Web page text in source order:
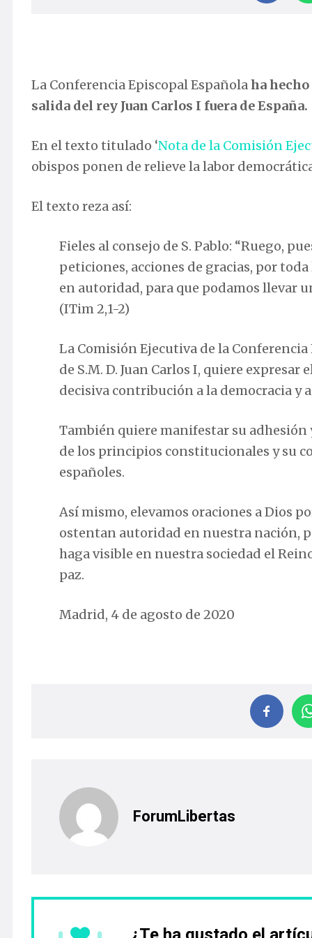
La Conferencia Episcopal Española ha
salida del rey Juan Carlos I fuera de España.
En el texto titulado ‘Nota de la Comisión
obispos ponen de relieve la labor
El texto reza así:
Fieles al consejo de S. Pablo: “Ruego,
peticiones, acciones de gracias, por
en autoridad, para que podamos llevar
(ITim 2,1-2)
La Comisión Ejecutiva de la
de S.M. D. Juan Carlos I, quiere
decisiva contribución a la democracia y
También quiere manifestar su
de los principios constitucionales y su
españoles.
Así mismo, elevamos oraciones a Dios
ostentan autoridad en nuestra nación,
haga visible en nuestra sociedad el
paz.
Madrid, 4 de agosto de 2020
ForumLibertas